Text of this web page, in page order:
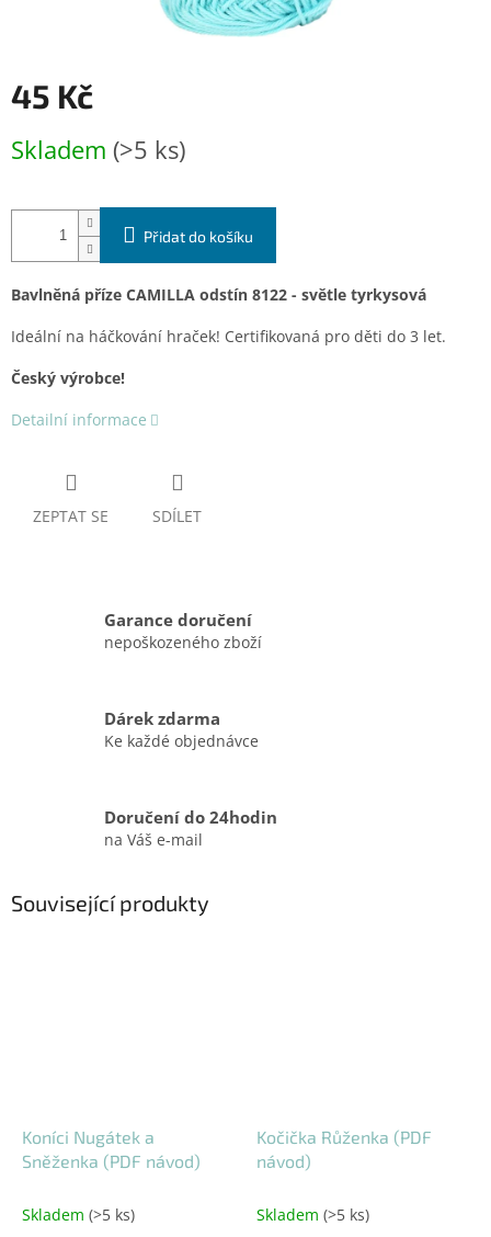
45 Kč
cena:
Skladem (>5 ks)
Přidat do košíku
Bavlněná příze CAMILLA odstín 8122 - světle tyrkysová
Ideální na háčkování hraček! Certifikovaná pro děti do 3 let.
Český výrobce!
Detailní informace
ZEPTAT SE SDÍLET
Garance doručení
nepoškozeného zboží
Dárek zdarma
Ke každé objednávce
Doručení do 24hodin
na Váš e-mail
Související produkty
Koníci Nugátek a
Sněženka (PDF návod)
Skladem (>5 ks)
Kočička Růženka (PDF
návod)
Skladem (>5 ks)